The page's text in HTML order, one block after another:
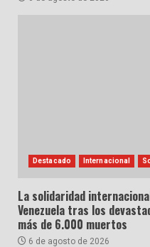
Destacado Internacional
La solidaridad
Venezuela tras los
más de 6.000 muertos
6 de agosto de 2026